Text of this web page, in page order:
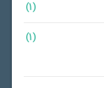
(1)
(1)